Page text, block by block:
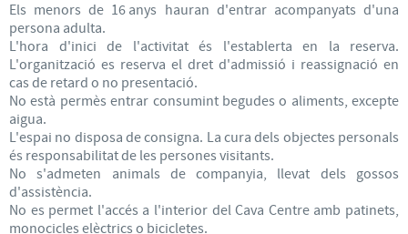
Els menors de 16 anys hauran d'entrar acompanyats d'una
persona adulta.
L'hora d'inici de l'activitat és l'establerta en la reserva.
L'organització es reserva el dret d'admissió i reassignació en
cas de retard o no presentació.
No està permès entrar consumint begudes o aliments, excepte
aigua.
L'espai no disposa de consigna. La cura dels objectes personals
és responsabilitat de les persones visitants.
No s'admeten animals de companyia, llevat dels gossos
d'assistència.
No es permet l'accés a l'interior del Cava Centre amb patinets,
monocicles elèctrics o bicicletes.